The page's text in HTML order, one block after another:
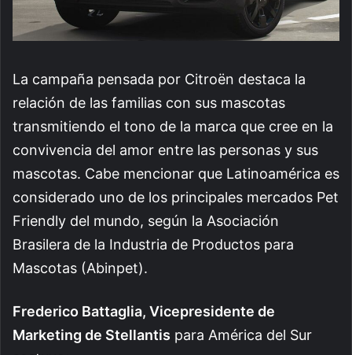
La campaña pensada por Citroën destaca la
relación de las familias con sus mascotas
transmitiendo el tono de la marca que cree en la
convivencia del amor entre las personas y sus
mascotas. Cabe mencionar que Latinoamérica es
considerado uno de los principales mercados Pet
Friendly del mundo, según la Asociación
Brasilera de la Industria de Productos para
Mascotas (Abinpet).
Frederico Battaglia, Vicepresidente de
Marketing de Stellantis para América del Sur